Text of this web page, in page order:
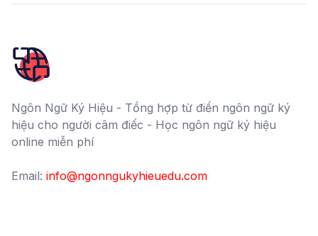
Ngôn Ngữ Ký Hiệu - Tổng hợp từ điển ngôn ngữ ký
hiệu cho người câm điếc - Học ngôn ngữ ký hiệu
online miễn phí
Email: info@ngonngukyhieuedu.com